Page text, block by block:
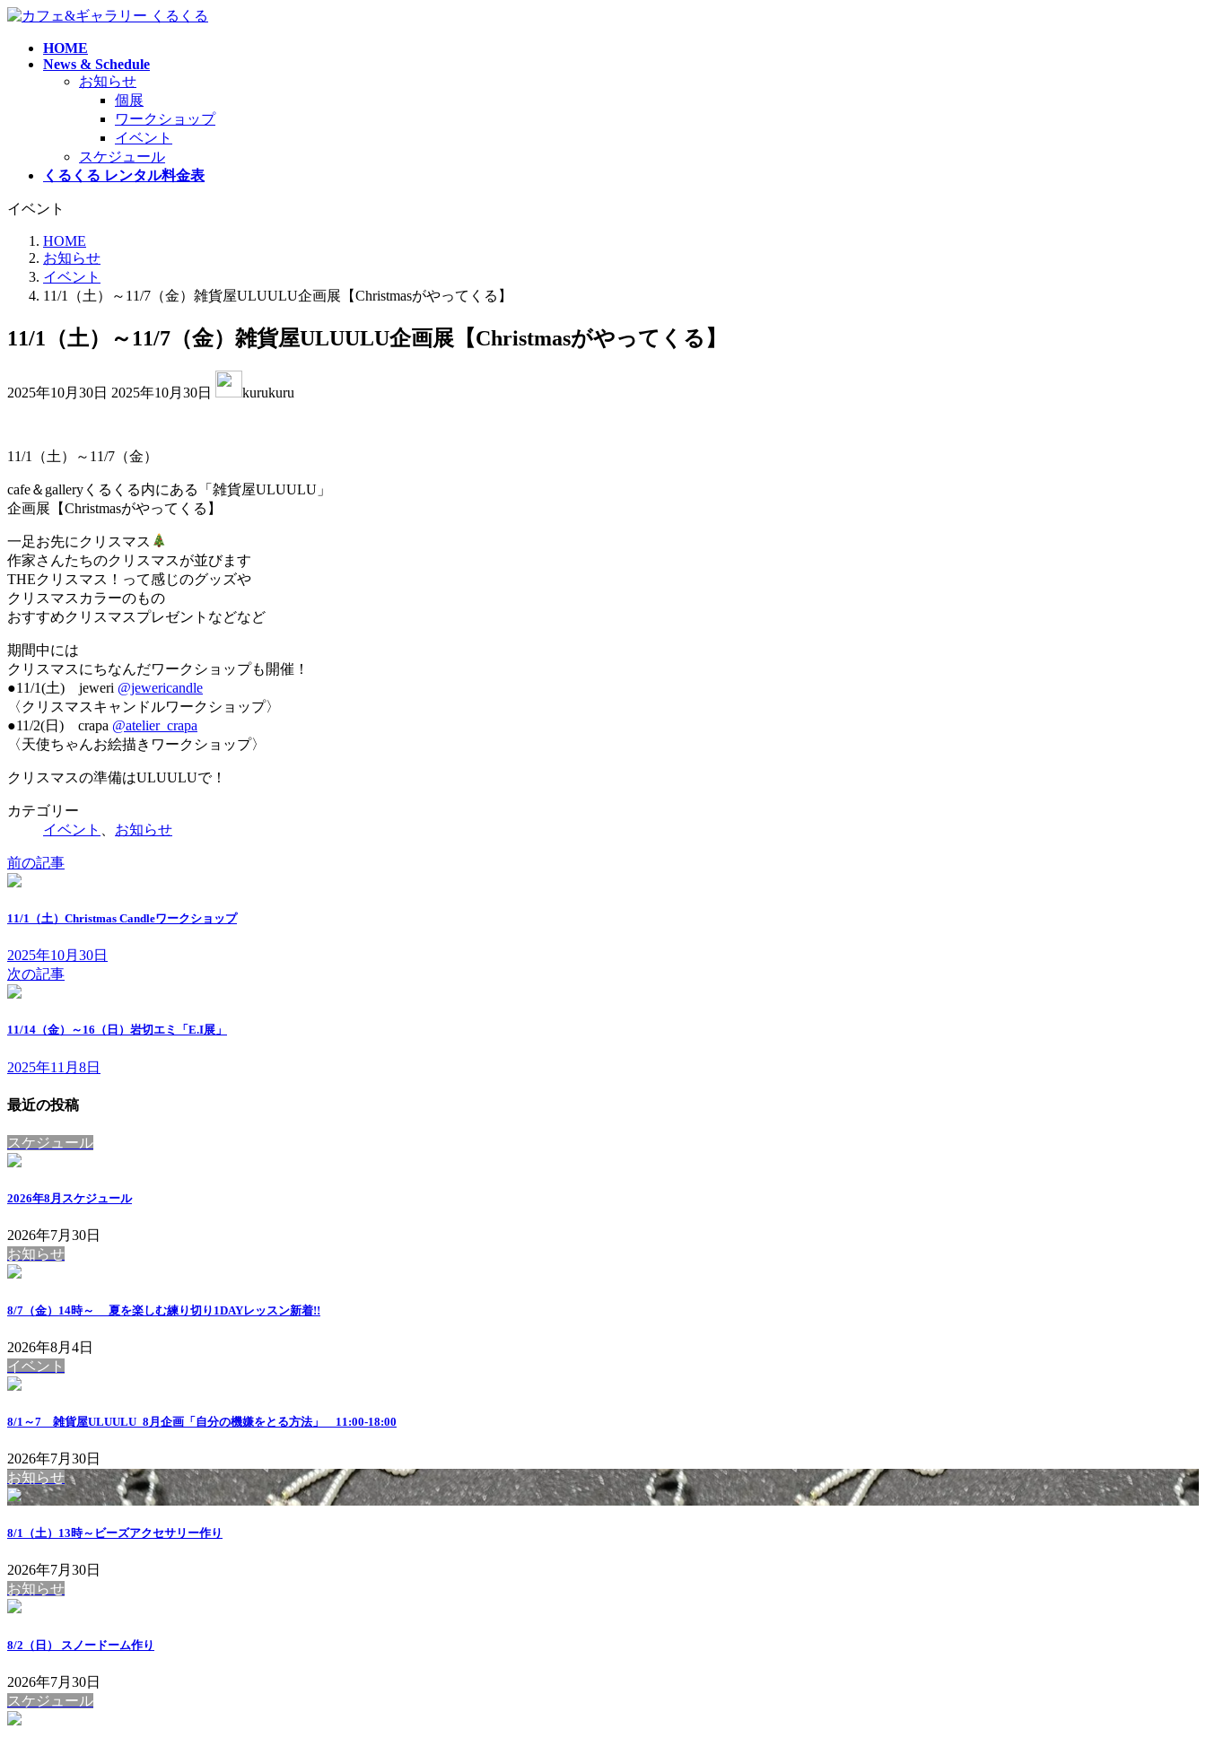
コ
ナ
HOME
News & Schedule
お知らせ
個展
ワークショップ
イベント
スケジュール
くるくる レンタル料金表
イベント
HOME
お知らせ
イベント
11/1（土）～11/7（金）雑貨屋ULUULU企画展【Christmasがやってくる】
11/1（土）～11/7（金）雑貨屋ULUULU企画展【Christmasがやってくる】
2025年10月30日 終
日
2025年10月30日 kurukuru
11/1（土）～11/7（金）
cafe＆galleryくるくる内にある「雑貨屋ULUULU」
企画展【Christmasがやってくる】
一足お先にクリスマス
作家さんたちのクリスマスが並びます
THEクリスマス！って感じのグッズや
クリスマスカラーのもの
おすすめクリスマスプレゼントなどなど
期間中には
クリスマスにちなんだワークショップも開催！
●11/1(土) jeweri @jewericandle
〈クリスマスキャンドルワークショップ〉
●11/2(日) crapa @atelier_crapa
〈天使ちゃんお絵描きワークショップ〉
クリスマスの準備はULUULUで！
カテゴリー
イベント
お知らせ
前の記事
11/1（土）Christmas Candleワークショップ
2025年10月30日
次の記事
11/14（金）～16（日）岩切エミ「E.I展」
2025年11月8日
最近の投稿
スケジュール
2026年8月スケジュール
2026年7月30日
お知らせ
8/7（金）14時～ 夏を楽しむ練り切り1DAYレッスン新着!!
2026年8月4日
イベント
8/1～7 雑貨屋ULUULU_8月企画「自分の機嫌をとる方法」 11:00-18:00
2026年7月30日
お知らせ
8/1（土）13時～ビーズアクセサリー作り
2026年7月30日
お知らせ
8/2（日） スノードーム作り
2026年7月30日
スケジュール